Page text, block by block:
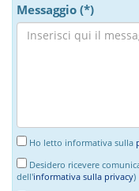
Messaggio (*)
Ho letto informativa sulla
Desidero ricevere
dell'informativa sulla privacy)